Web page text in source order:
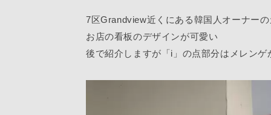
7区Grandview近くにある韓国人オーナー
お店の看板のデザインが可愛い
後で紹介しますが「i」の点部分はメレンゲ